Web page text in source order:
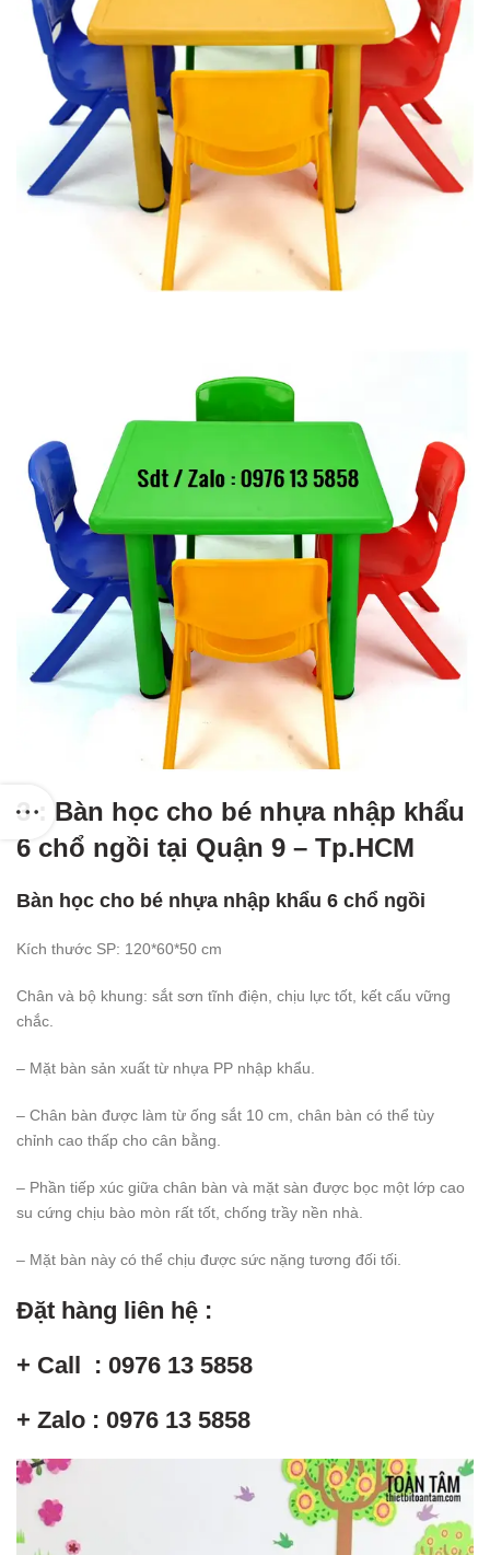
3 : Bàn học cho bé nhựa nhập khẩu
6 chổ ngồi tại Quận 9 – Tp.HCM
Bàn học cho bé nhựa nhập khẩu 6 chổ ngồi
Kích thước SP: 120*60*50 cm
Chân và bộ khung: sắt sơn tĩnh điện, chịu lực tốt, kết cấu vững
chắc.
– Mặt bàn sản xuất từ nhựa PP nhập khẩu.
– Chân bàn được làm từ ống sắt 10 cm, chân bàn có thể tùy
chỉnh cao thấp cho cân bằng.
– Phần tiếp xúc giữa chân bàn và mặt sàn được bọc một lớp cao
su cứng chịu bào mòn rất tốt, chống trầy nền nhà.
– Mặt bàn này có thể chịu được sức nặng tương đối tối.
Đặt hàng liên hệ :
+ Call : 0976 13 5858
+ Zalo : 0976 13 5858